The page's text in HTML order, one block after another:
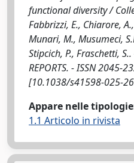
functional diversity /
Fabbrizzi, E., Chiarore,
Munari, M., Musumeci,
Stipcich, P., Fraschetti, S..
REPORTS. - ISSN 2045-
[10.1038/s41598-025-
Appare nelle
1.1 Articolo in rivista